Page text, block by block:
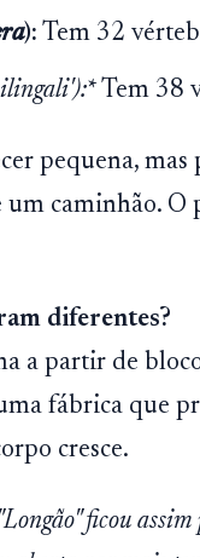
): Tem 32
):* Tem 38
pequena, mas
caminhão. O
diferentes?
a partir de
fábrica que
cresce.
ficou